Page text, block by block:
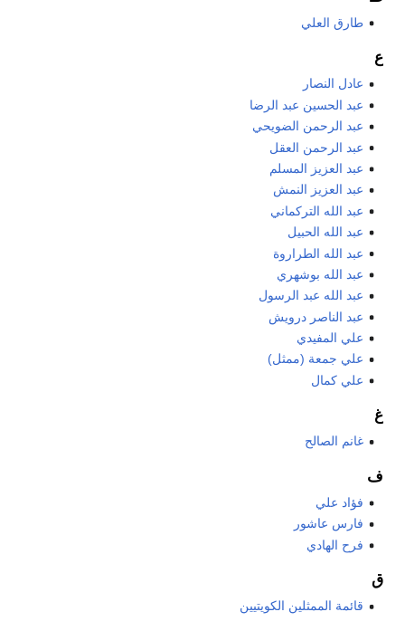
طارق العلي
ع
عادل النصار
عبد الحسين عبد الرضا
عبد الرحمن الضويحي
عبد الرحمن العقل
عبد العزيز المسلم
عبد العزيز النمش
عبد الله التركماني
عبد الله الحبيل
عبد الله الطراروة
عبد الله بوشهري
عبد الله عبد الرسول
عبد الناصر درويش
علي المفيدي
علي جمعة (ممثل)
علي كمال
غ
غانم الصالح
ف
فؤاد علي
فارس عاشور
فرح الهادي
ق
قائمة الممثلين الكويتيين